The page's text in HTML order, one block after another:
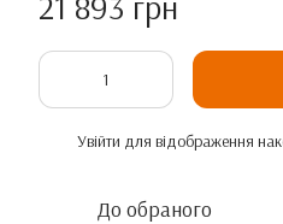
Увійти для відображення
До обраного